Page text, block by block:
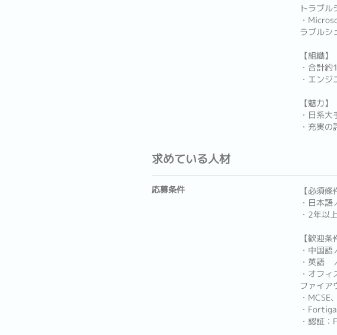
トラブル
・
ラブルシ
【組織】
・合計約
・エン
【魅力】
・日系
・充実
求めている人材
応募条件
【必須條
・日本
・2年以
【歓迎条
・中国
・英語
・オフ
ファイア
・
・
・認証